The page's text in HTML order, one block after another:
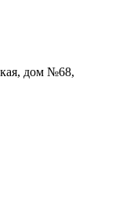
дом №68,